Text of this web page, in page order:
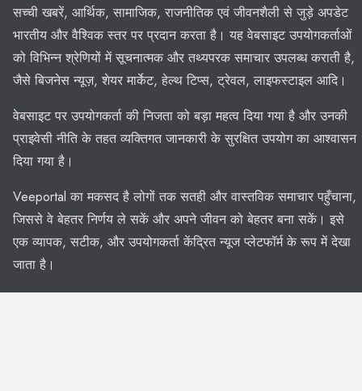
सच्ची खबरें, आर्थिक, सामाजिक, राजनीतिक एवं जीवनशैली से जुड़े अपडेट
भारतीय और वैश्विक स्तर पर प्रदान करता है। यह वेबसाइट उपयोगकर्ताओं
को विभिन्न श्रेणियों में सूचनात्मक और तथ्यपरक समाचार उपलब्ध कराती है,
जैसे बिजनेस न्यूज़, शेयर मार्केट, हेल्थ टिप्स, ट्रेवल, लाइफस्टाइल आदि।
वेबसाइट पर उपयोगकर्ता की निजता को बड़ा महत्व दिया गया है और उनकी
प्राइवेसी नीति के तहत व्यक्तिगत जानकारी के सुरक्षित उपयोग का आश्वासन
दिया गया है।
Veeportal का मकसद है लोगों तक सतही और वास्तविक समाचार पहुँचाना,
जिससे वे बेहतर निर्णय ले सकें और अपने जीवन को बेहतर बना सकें। इसे
एक व्यापक, सटीक, और उपयोगकर्ता केंद्रित न्यूज प्लेटफॉर्म के रूप में देखा
जाता है।